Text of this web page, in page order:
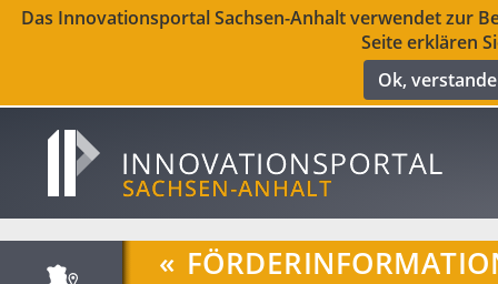
Das Innovationsportal Sachsen-Anhalt verwendet zur
Seite erklären
Ok,
«